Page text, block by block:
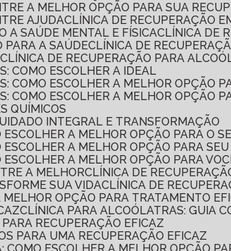
A MELHOR OPÇÃO PARA SUA
AJUDA
CLÍNICA DE RECUPERAÇÃO
A SAÚDE MENTAL E FÍSICA
CLÍNICA DE
PARA A SAÚDE
CLÍNICA DE
CLÍNICA DE RECUPERAÇÃO PARA
COMO ESCOLHER A IDEAL
COMO ESCOLHER A MELHOR OPÇÃO
COMO ESCOLHER A MELHOR OPÇÃO
QUÍMICOS
INTEGRAL E TRANSFORMAÇÃO
ESCOLHER A MELHOR OPÇÃO PARA O
ESCOLHER A MELHOR OPÇÃO PARA
ESCOLHER A MELHOR OPÇÃO PARA
A MELHOR
CLÍNICA DE
SUA VIDA
CLÍNICA DE
MELHOR OPÇÃO PARA TRATAMENTO
CLÍNICA PARA ALCOÓLATRAS: GUIA
RECUPERAÇÃO EFICAZ
PARA UMA RECUPERAÇÃO EFICAZ